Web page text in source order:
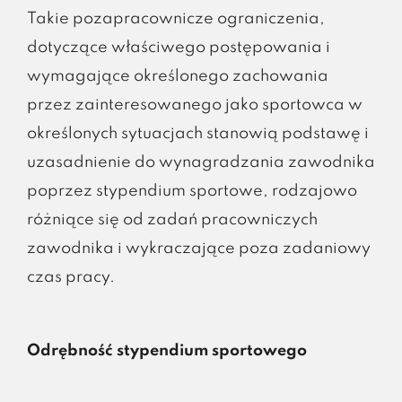
Takie pozapracownicze ograniczenia,
dotyczące właściwego postępowania i
wymagające określonego zachowania
przez zainteresowanego jako sportowca w
określonych sytuacjach stanowią podstawę i
uzasadnienie do wynagradzania zawodnika
poprzez stypendium sportowe, rodzajowo
różniące się od zadań pracowniczych
zawodnika i wykraczające poza zadaniowy
czas pracy.
Odrębność stypendium sportowego